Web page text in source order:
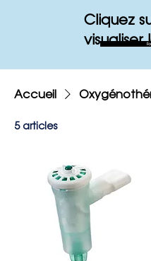
Cliquez
visualiser
Accueil
5 articles